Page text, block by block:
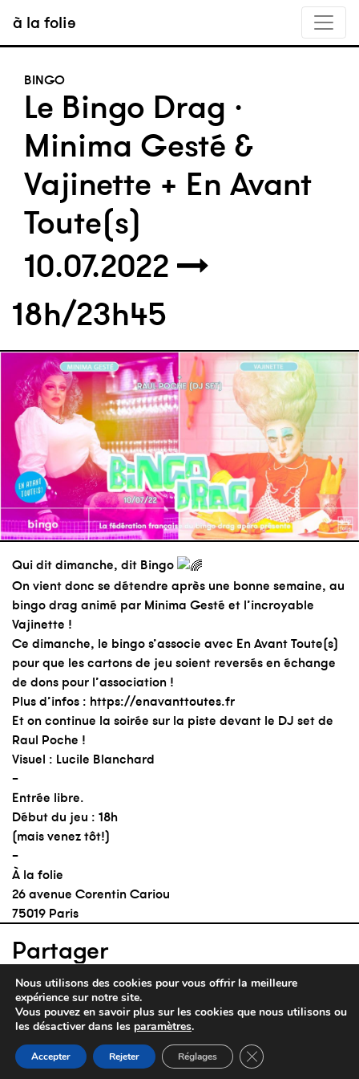
à la folie
Le Bingo Drag ·
Minima Gesté &
Vajinette + En Avant
Toute(s)
BINGO
10.07.2022
18h/23h45
Qui dit dimanche, dit Bingo
On vient donc se détendre après une bonne semaine, au
bingo drag animé par Minima Gesté et l’incroyable
Vajinette !
Ce dimanche, le bingo s’associe avec En Avant Toute(s)
pour que les cartons de jeu soient reversés en échange
de dons pour l’association !
Plus d’infos : https://enavanttoutes.fr
Et on continue la soirée sur la piste devant le DJ set de
Raul Poche !
Visuel : Lucile Blanchard
–
Entrée libre.
Début du jeu : 18h
(mais venez tôt!)
–
À la folie
26 avenue Corentin Cariou
75019 Paris
Partager
parc de la villette — 26 avenue corentin cariou
75019 paris —07 76 79 70 66—fermé
mentions légales
Nous utilisons des cookies pour vous offrir la meilleure
expérience sur notre site.
Vous pouvez en savoir plus sur les cookies que nous utilisons ou
les désactiver dans les paramètres.
Accepter Rejeter Réglages Fermer la bannière